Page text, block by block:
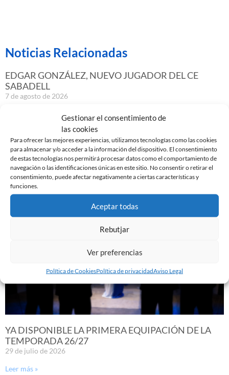
Gestionar el consentimiento de
las cookies
Para ofrecer las mejores experiencias, utilizamos tecnologías como las cookies
para almacenar y/o acceder a la información del dispositivo. El consentimiento
de estas tecnologías nos permitirá procesar datos como el comportamiento de
navegación o las identificaciones únicas en este sitio. No consentir o retirar el
consentimiento, puede afectar negativamente a ciertas características y
funciones.
Aceptar todas
Rebutjar
Ver preferencias
Política de CookiesPolítica de privacidadAviso Legal
Noticias Relacionadas
EDGAR GONZÁLEZ, NUEVO JUGADOR DEL CE
SABADELL
7 de agosto de 2026
GASTÓN VALLES, NUEVO JUGADOR DEL CE
SABADELL
30 de julio de 2026
Leer más »
YA DISPONIBLE LA PRIMERA EQUIPACIÓN DE LA
TEMPORADA 26/27
29 de julio de 2026
Leer más »